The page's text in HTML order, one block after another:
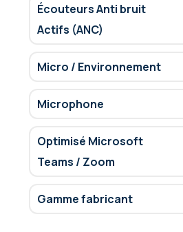
Écouteurs Anti bruit
Actifs (ANC)
Micro / Environnement
Microphone
Optimisé Microsoft
Teams / Zoom
Gamme fabricant